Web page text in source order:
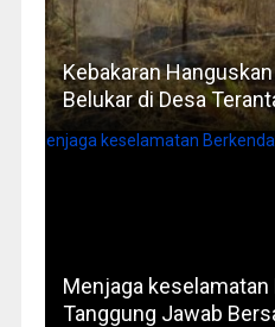
Kebakaran
Belukar di Desa
Menjaga keselamatan
Tanggung Jawab